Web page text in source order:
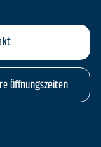
Öffnungszeiten